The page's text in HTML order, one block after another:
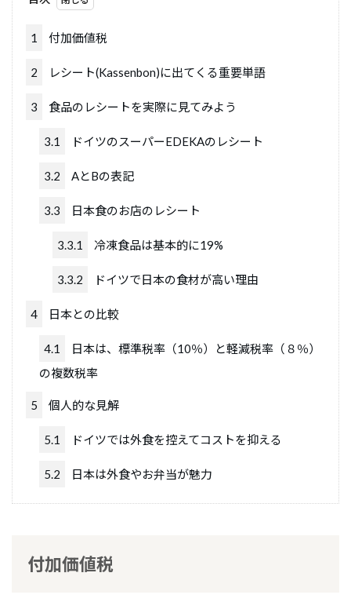
1 付加価値税
2 レシート(Kassenbon)に出てくる重要単語
3 食品のレシートを実際に見てみよう
3.1 ドイツのスーパーEDEKAのレシート
3.2 AとBの表記
3.3 日本食のお店のレシート
3.3.1 冷凍食品は基本的に19%
3.3.2 ドイツで日本の食材が高い理由
4 日本との比較
4.1
日本は、標準税率（10％）と軽減税率（８％）
の複数税率
5 個人的な見解
5.1 ドイツでは外食を控えてコストを抑える
5.2 日本は外食やお弁当が魅力
付加価値税